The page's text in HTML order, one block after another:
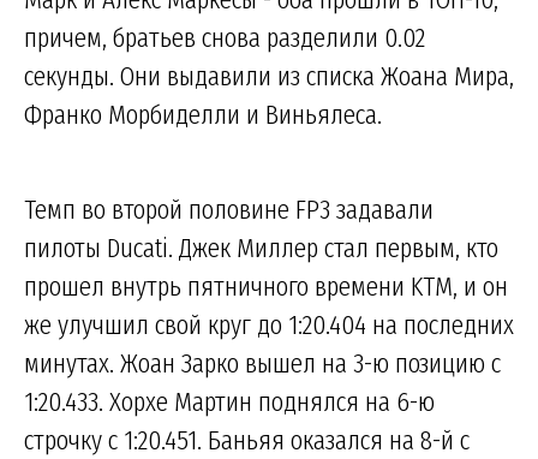
причем, братьев снова разделили 0.02
секунды. Они выдавили из списка Жоана Мира,
Франко Морбиделли и Виньялеса.
Темп во второй половине FP3 задавали
пилоты Ducati. Джек Миллер стал первым, кто
прошел внутрь пятничного времени KTM, и он
же улучшил свой круг до 1:20.404 на последних
минутах. Жоан Зарко вышел на 3-ю позицию с
1:20.433. Хорхе Мартин поднялся на 6-ю
строчку с 1:20.451. Баньяя оказался на 8-й с